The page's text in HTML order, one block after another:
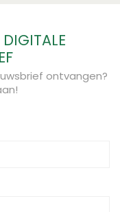
ontvangen?